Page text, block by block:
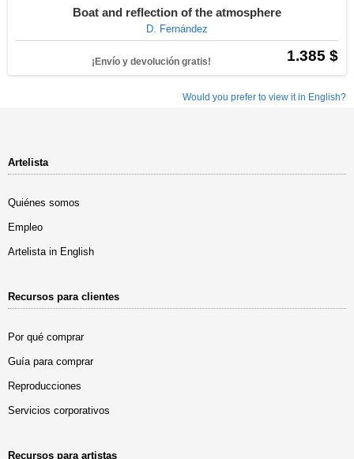
Boat and reflection of the atmosphere
D. Fernández
1.385 $
¡Envío y devolución gratis!
Would you prefer to view it in English?
Artelista
Quiénes somos
Empleo
Artelista in English
Recursos para clientes
Por qué comprar
Guía para comprar
Reproducciones
Servicios corporativos
Recursos para artistas